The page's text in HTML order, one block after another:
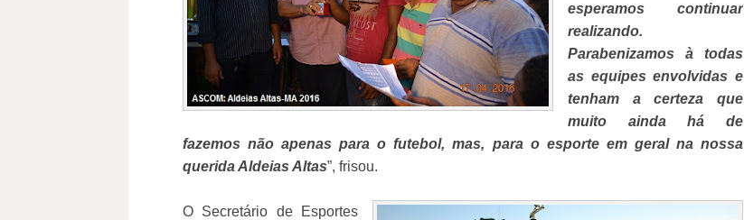
esperamos continuar
realizando.
Parabenizamos à todas
as equipes envolvidas e
tenham a certeza que
muito ainda há de
fazemos não apenas para o futebol, mas, para o esporte em geral na nossa
querida Aldeias Altas”, frisou.
O Secretário de Esportes